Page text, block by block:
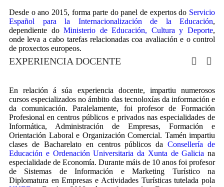
Desde o ano 2015, forma parte do panel de expertos do Servicio
Español para la Internacionalización de la Educación,
dependiente doMinisterio de Educación, Cultura y Deporte,
onde leva a cabo tarefas relacionadas coa avaliación e o control
de proxectos europeos.
EXPERIENCIA DOCENTE
En relación á súa experiencia docente, impartiu numerosos
cursos especializados no ámbito das tecnoloxías da información e
da comunicación. Paralelamente, foi profesor de Formación
Profesional en centros públicos e privados nas especialidades de
Informática, Administración de Empresas, Formación e
Orientación Laboral e Organización Comercial. Tamén impartiu
clases de Bacharelato en centros públicos daConsellería de
Educación e Ordenación Universitaria da Xunta de Galicia na
especialidade de Economía. Durante máis de 10 anos foi profesor
de Sistemas de Información e Marketing Turístico na
Diplomatura en Empresas e Actividades Turísticas tutelada pola